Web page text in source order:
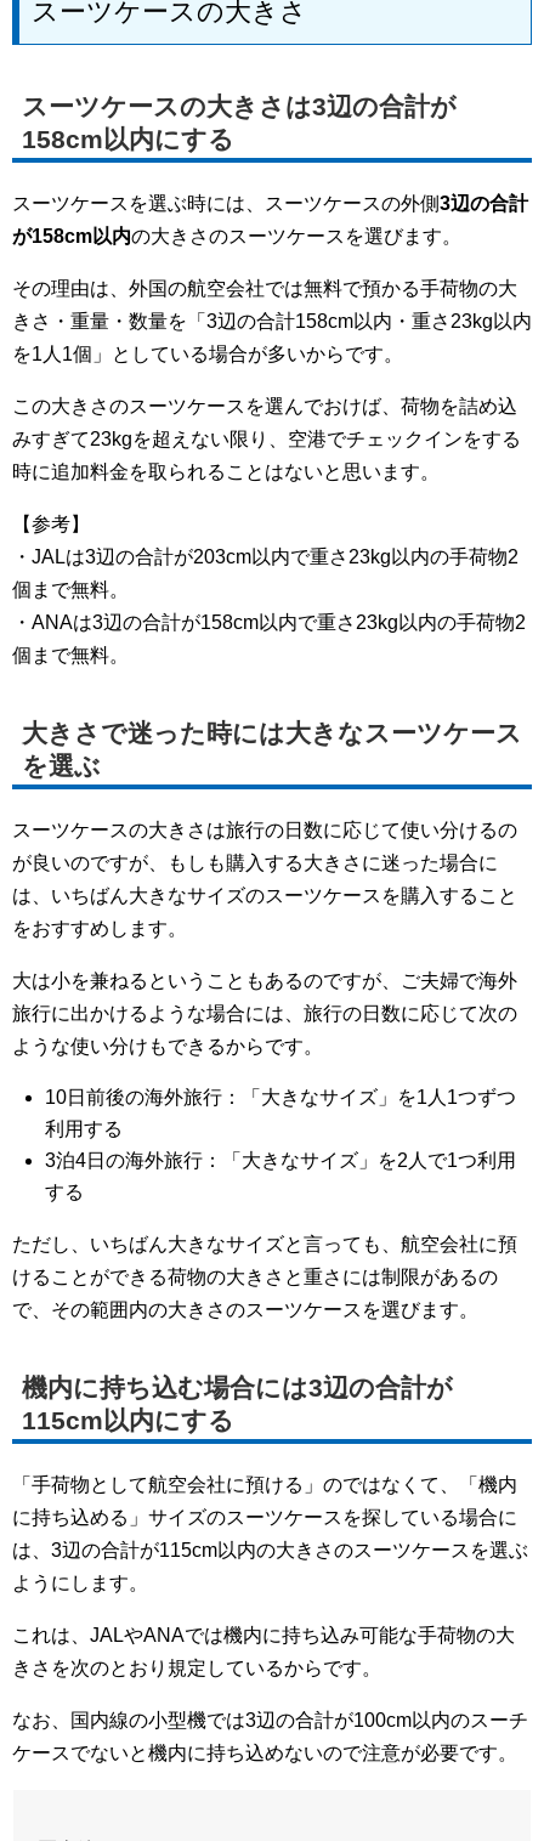
スーツケースの大きさ
スーツケースの大きさは3辺の合計が
158cm以内にする
スーツケースを選ぶ時には、スーツケースの外側3辺の合計
が158cm以内の大きさのスーツケースを選びます。
その理由は、外国の航空会社では無料で預かる手荷物の大
きさ・重量・数量を「3辺の合計158cm以内・重さ23kg以内
を1人1個」としている場合が多いからです。
この大きさのスーツケースを選んでおけば、荷物を詰め込
みすぎて23kgを超えない限り、空港でチェックインをする
時に追加料金を取られることはないと思います。
【参考】
・JALは3辺の合計が203cm以内で重さ23kg以内の手荷物2
個まで無料。
・ANAは3辺の合計が158cm以内で重さ23kg以内の手荷物2
個まで無料。
大きさで迷った時には大きなスーツケース
を選ぶ
スーツケースの大きさは旅行の日数に応じて使い分けるの
が良いのですが、もしも購入する大きさに迷った場合に
は、いちばん大きなサイズのスーツケースを購入すること
をおすすめします。
大は小を兼ねるということもあるのですが、ご夫婦で海外
旅行に出かけるような場合には、旅行の日数に応じて次の
ような使い分けもできるからです。
10日前後の海外旅行：「大きなサイズ」を1人1つずつ
利用する
3泊4日の海外旅行：「大きなサイズ」を2人で1つ利用
する
ただし、いちばん大きなサイズと言っても、航空会社に預
けることができる荷物の大きさと重さには制限があるの
で、その範囲内の大きさのスーツケースを選びます。
機内に持ち込む場合には3辺の合計が
115cm以内にする
「手荷物として航空会社に預ける」のではなくて、「機内
に持ち込める」サイズのスーツケースを探している場合に
は、3辺の合計が115cm以内の大きさのスーツケースを選ぶ
ようにします。
これは、JALやANAでは機内に持ち込み可能な手荷物の大
きさを次のとおり規定しているからです。
なお、国内線の小型機では3辺の合計が100cm以内のスーチ
ケースでないと機内に持ち込めないので注意が必要です。